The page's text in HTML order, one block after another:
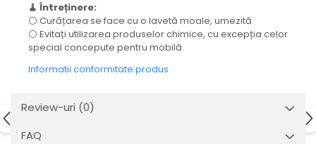
🧹 Întreținere:
⚪ Curățarea se face cu o lavetă moale, umezită
⚪ Evitați utilizarea produselor chimice, cu excepția celor
special concepute pentru mobilă
Informatii conformitate produs
Review-uri (0)
FAQ